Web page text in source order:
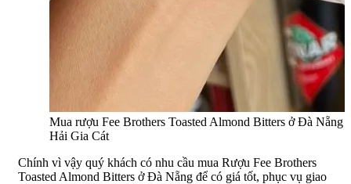
Mua rượu Fee Brothers Toasted Almond Bitters ở Đà Nẵng
Hải Gia Cát
Chính vì vậy quý khách có nhu cầu mua Rượu Fee Brothers
Toasted Almond Bitters ở Đà Nẵng để có giá tốt, phục vụ giao